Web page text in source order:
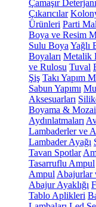
Çamaşır Deterjanı
Çıkarıcılar
Ürünleri Parti
Boya ve Resim
Sulu Boya Yağlı
Boyaları Metalik
ve Rulosu Tuval
Şiş Takı Yapım
Sabun Yapımı
Aksesuarları
Boyama &
Aydınlatmaları
Lambaderler ve
Lambader Ayağı
Tavan Spotlar
Tasarruflu Ampul
Ampul Abajurlar
Abajur Ayaklığı
Tablo Aplikleri